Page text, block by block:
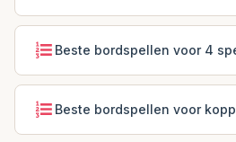
Beste bordspellen voor 4
Beste bordspellen voor